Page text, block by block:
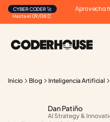
Hasta el 09/08 ⏰
CYBER CODER 🚀 Aprovecha
Inicio Blog Inteligencia Artificial
Dan Patiño
AI Strategy &